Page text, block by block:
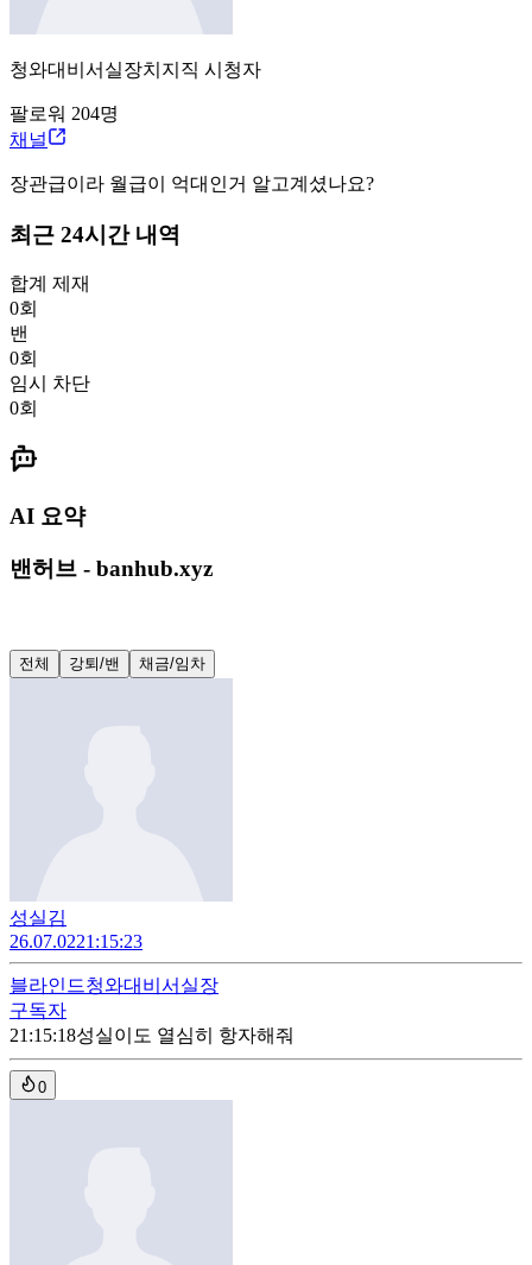
청와대비서실장치지직 시청자
팔로워 204명
채널
장관급이라 월급이 억대인거 알고계셨나요?
최근 24시간 내역
합계 제재
0회
밴
0회
임시 차단
0회
AI 요약
밴허브 - banhub.xyz
전체 강퇴/밴 채금/임차
성실김
26.07.0221:15:23
블라인드청와대비서실장
구독자
21:15:18성실이도 열심히 항자해줘
0